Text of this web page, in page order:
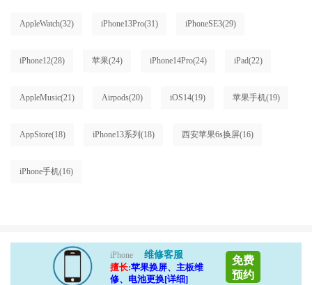
AppleWatch(32) iPhone13Pro(31) iPhoneSE3(29)
iPhone12(28) 苹果(24) iPhone14Pro(24) iPad(22)
AppleMusic(21) Airpods(20) iOS14(19) 苹果手机(19)
AppStore(18) iPhone13系列 (18) 西安苹果6s换屏(16)
iPhone手机(16)
iPhone
维修客服
擅长:苹果换屏、主板维
修、电池更换[详细]
免费
预约